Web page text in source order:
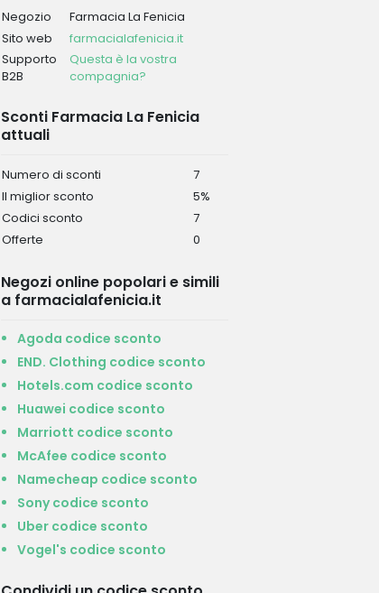
Negozio
Farmacia La Fenicia
Sito web
farmacialafenicia.it
Supporto
B2B
Questa è la vostra
compagnia?
Sconti Farmacia La Fenicia
attuali
Numero di sconti
7
Il miglior sconto
5%
Codici sconto
7
Offerte
0
Negozi online popolari e simili
a farmacialafenicia.it
Agoda codice sconto
END. Clothing codice sconto
Hotels.com codice sconto
Huawei codice sconto
Marriott codice sconto
McAfee codice sconto
Namecheap codice sconto
Sony codice sconto
Uber codice sconto
Vogel's codice sconto